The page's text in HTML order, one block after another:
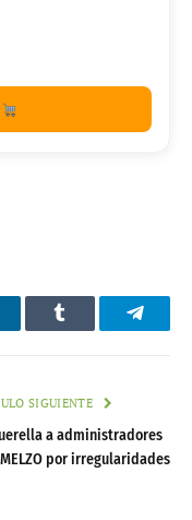
Tumblr
SIGUIENTE
a administradores
por irregularidades